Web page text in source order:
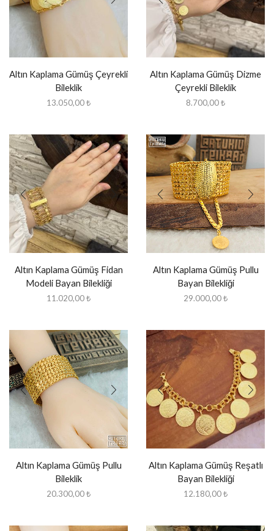
Altın Kaplama Gümüş Çeyrekli
Bileklik
13.050,00₺
Altın Kaplama Gümüş Dizme
Çeyrekli Bileklik
8.700,00₺
Altın Kaplama Gümüş Fidan
Modeli Bayan Bilekliği
11.020,00₺
Altın Kaplama Gümüş Pullu
Bayan Bilekliği
29.000,00₺
Altın Kaplama Gümüş Pullu
Bileklik
20.300,00₺
Altın Kaplama Gümüş Reşatlı
Bayan Bilekliği
12.180,00₺